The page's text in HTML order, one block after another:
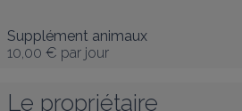
Supplément animaux
10,00 € par jour
Le propriétaire